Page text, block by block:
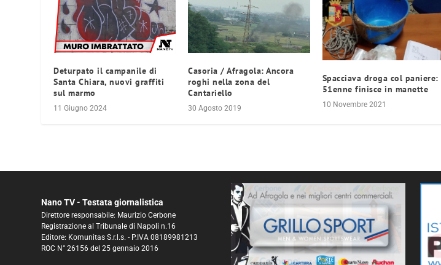
Deturpato il campanile di
Santa Chiara, nuovi graffiti
sul marmo
11 Giugno 2024
Casoria / Afragola: Ancora
roghi nella zona del
Cantariello
30 Agosto 2019
Spacciava droga col paniere:
51enne finisce in manette
10 Novembre 2021
Nano TV - Testata giornalistica
Direttore responsabile: Maurizio Cerbone
Registrazione al Tribunale di Napoli n.16
Editore: Komunitas S.r.l.s. - P.IVA 08189981213
ROC N° 26156 del 25 gennaio 2016